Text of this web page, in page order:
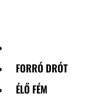
FORRÓ DRÓT
ÉLŐ FÉM